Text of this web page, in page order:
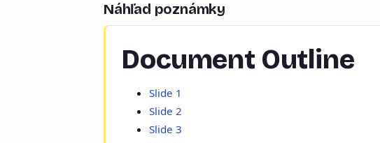
Náhľad poznámky
Document Outline
Slide 1
Slide 2
Slide 3